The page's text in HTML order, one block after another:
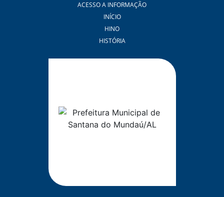
ACESSO A INFORMAÇÃO
INÍCIO
HINO
HISTÓRIA